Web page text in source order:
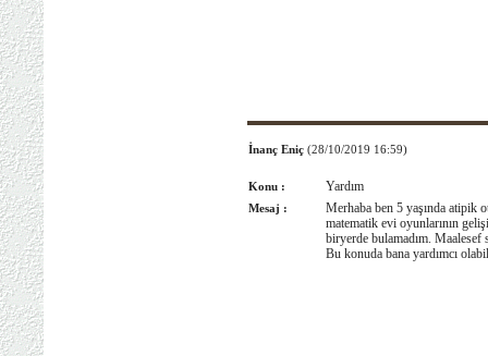
İnanç Eniç (28/10/2019 16:59)
Konu : Yardım
Mesaj :
Merhaba ben 5 yaşında atipik
matematik evi oyunlarının
biryerde bulamadım.
Bu konuda bana yardımcı